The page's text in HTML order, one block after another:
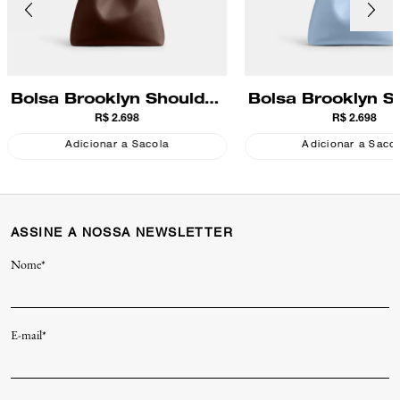
Bolsa Brooklyn Shoulder
28 Coach
R$ 2.698
Adicionar a Sacola
Bolsa Brooklyn
28 Coach
R$ 2.698
Adicionar a
ASSINE A NOSSA NEWSLETTER
Nome*
E-mail*